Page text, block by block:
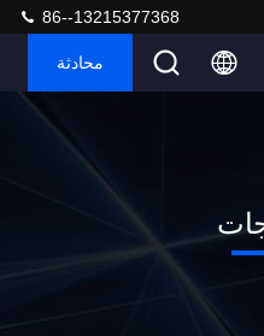
86--13215377368
محادثة